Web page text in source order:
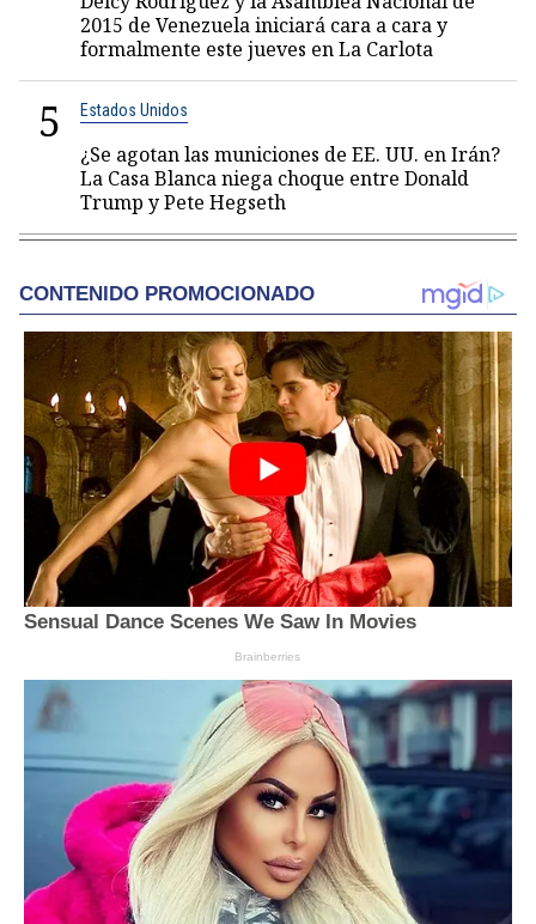
2015 de Venezuela iniciará cara a cara y
formalmente este jueves en La Carlota
5 Estados Unidos
¿Se agotan las municiones de EE. UU. en Irán?
La Casa Blanca niega choque entre Donald
Trump y Pete Hegseth